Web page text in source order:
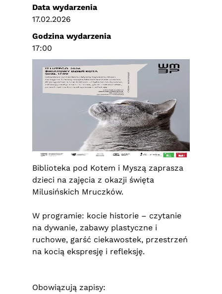
Biblioteka pod Kotem i Myszą zaprasza
dzieci na zajęcia z okazji święta
Milusińskich Mruczków.
W programie: kocie historie – czytanie
na dywanie, zabawy plastyczne i
ruchowe, garść ciekawostek, przestrzeń
na kocią ekspresję i refleksję.
Obowiązują zapisy:
Data wydarzenia
17.02.2026
Godzina wydarzenia
17:00